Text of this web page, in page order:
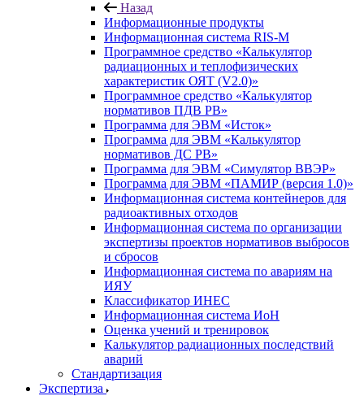
Назад
Информационные продукты
Информационная система RIS-M
Программное средство «Калькулятор
радиационных и теплофизических
характеристик ОЯТ (V2.0)»
Программное средство «Калькулятор
нормативов ПДВ РВ»
Программа для ЭВМ «Исток»
Программа для ЭВМ «Калькулятор
нормативов ДС РВ»
Программа для ЭВМ «Симулятор ВВЭР»
Программа для ЭВМ «ПАМИР (версия 1.0)»
Информационная система контейнеров для
радиоактивных отходов
Информационная система по организации
экспертизы проектов нормативов выбросов
и сбросов
Информационная система по авариям на
ИЯУ
Классификатор ИНЕС
Информационная система ИоН
Оценка учений и тренировок
Калькулятор радиационных последствий
аварий
Стандартизация
Экспертиза